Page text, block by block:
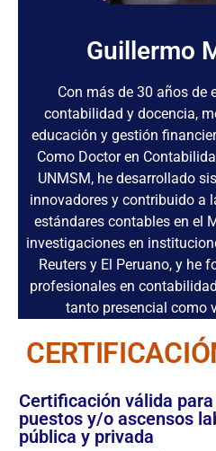
Guillermo
Con más de 30 años de
contabilidad y docencia,
educación y gestión
Como Doctor en
UNMSM, he desarrollado
innovadores y contribuido a
estándares contables en el
investigaciones en
Reuters y El Peruano, y he
profesionales en
tanto presencial como
Certificación válida
puestos y/o ascensos
pública y privada